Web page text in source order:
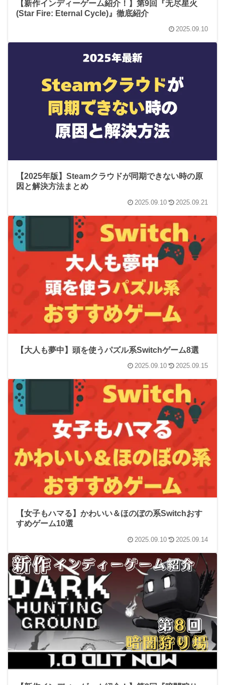
【新作インディーゲーム紹介！】第9回『无尽星火
(Star Fire: Eternal Cycle)』徹底紹介
2025.09.10
【2025年版】Steamクラウドが同期できない時の原
因と解決方法まとめ
2025.09.10 2025.09.21
【大人も夢中】頭を使うパズル系Switchゲーム8選
2025.09.10 2025.09.15
【女子もハマる】かわいい＆ほのぼの系Switchおす
すめゲーム10選
2025.09.10 2025.09.14